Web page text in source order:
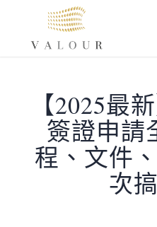
【2025最
簽證申請
程、文件
次